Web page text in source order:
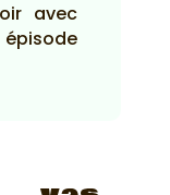
avec